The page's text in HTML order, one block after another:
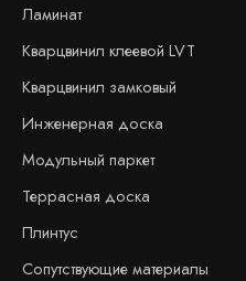
Ламинат
Кварцвинил клеевой LVT
Кварцвинил замковый
Инженерная доска
Модульный паркет
Террасная доска
Плинтус
Сопутствующие материалы